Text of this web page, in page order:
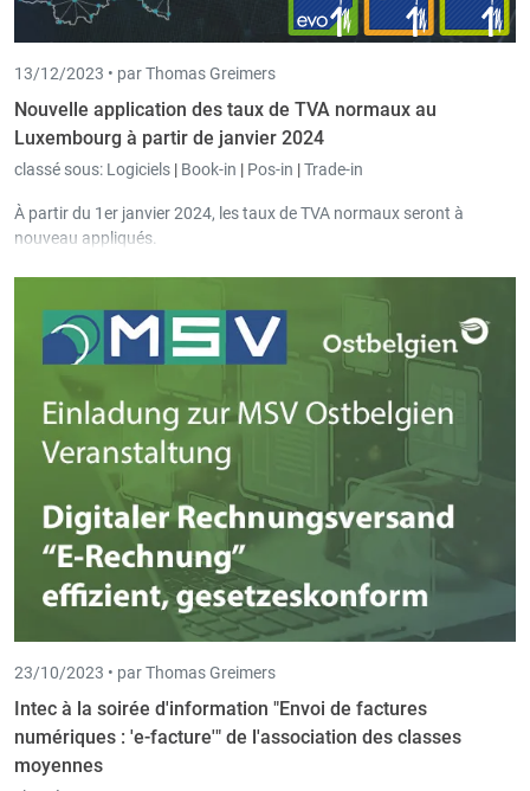
13/12/2023 • par Thomas Greimers
Nouvelle application des taux de TVA normaux au
Luxembourg à partir de janvier 2024
classé sous: Logiciels | Book-in | Pos-in |Trade-in
À partir du 1er janvier 2024, les taux de TVA normaux seront à
nouveau appliqués.
23/10/2023 • par Thomas Greimers
Intec à la soirée d'information "Envoi de factures
numériques : 'e-facture'" de l'association des classes
moyennes